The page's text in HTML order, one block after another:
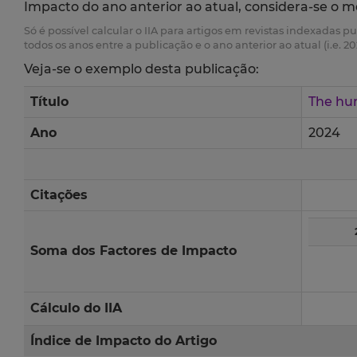
Impacto do ano anterior ao atual, considera-se o
Só é possível calcular o IIA para artigos em revistas indexadas
todos os anos entre a publicação e o ano anterior ao atual (i.e.
Veja-se o exemplo desta publicação:
Título The
Ano 2024
Citações
Soma dos Factores de Impacto
Cálculo do IIA
Índice de Impacto do Artigo